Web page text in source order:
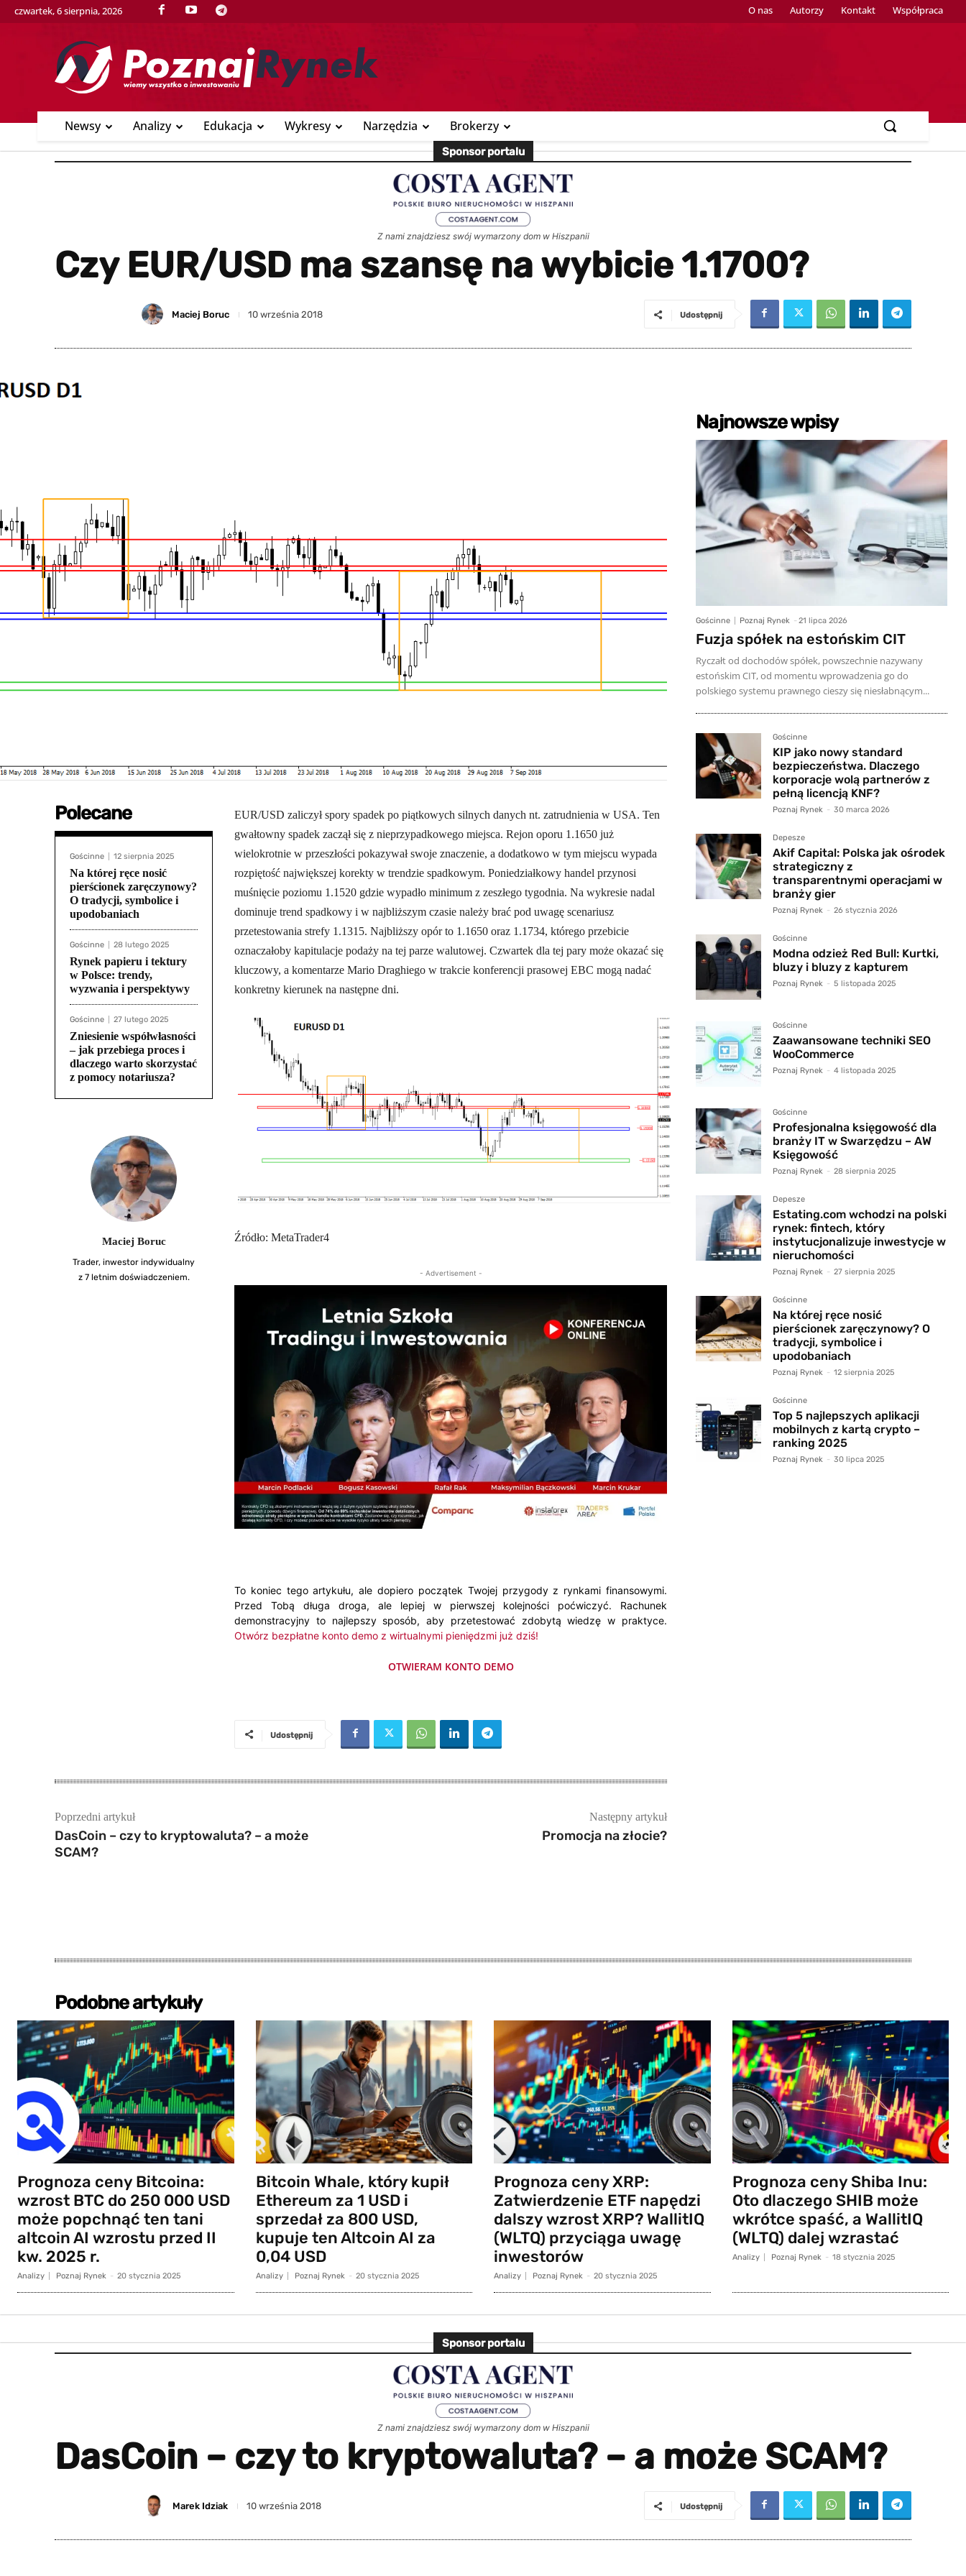
czwartek, 6 sierpnia, 2026 O nas Autorzy Kontakt Współpraca
Newsy Analizy Edukacja Wykresy Narzędzia Brokerzy
Sponsor portalu
Z nami znajdziesz swój wymarzony dom w Hiszpanii
Czy EUR/USD ma szansę na wybicie 1.1700?
Maciej Boruc 10 września 2018 Udostępnij
Polecane
Gościnne 12 sierpnia 2025
Na której ręce nosić
pierścionek zaręczynowy?
O tradycji, symbolice i
upodobaniach
Gościnne 28 lutego 2025
Rynek papieru i tektury
w Polsce: trendy,
wyzwania i perspektywy
Gościnne 27 lutego 2025
Zniesienie współwłasności
– jak przebiega proces i
dlaczego warto skorzystać
z pomocy notariusza?
Maciej Boruc
Trader, inwestor indywidualny
z 7 letnim doświadczeniem.
EUR/USD zaliczył spory spadek po piątkowych silnych danych nt. zatrudnienia w USA. Ten
gwałtowny spadek zaczął się z nieprzypadkowego miejsca. Rejon oporu 1.1650 już
wielokrotnie w przeszłości pokazywał swoje znaczenie, a dodatkowo w tym miejscu wypada
rozpiętość największej korekty w trendzie spadkowym. Poniedziałkowy handel przynosi
muśnięcie poziomu 1.1520 gdzie wypadło minimum z zeszłego tygodnia. Na wykresie nadal
dominuje trend spadkowy i w najbliższym czasie należy brać pod uwagę scenariusz
przetestowania strefy 1.1315. Najbliższy opór to 1.1650 oraz 1.1734, którego przebicie
oznaczałoby kapitulacje podaży na tej parze walutowej. Czwartek dla tej pary może okazać się
kluczowy, a komentarze Mario Draghiego w trakcie konferencji prasowej EBC mogą nadać
konkretny kierunek na następne dni.
Źródło: MetaTrader4
- Advertisement -
To koniec tego artykułu, ale dopiero początek Twojej przygody z rynkami finansowymi.
Przed Tobą długa droga, ale lepiej w pierwszej kolejności poćwiczyć. Rachunek
demonstracyjny to najlepszy sposób, aby przetestować zdobytą wiedzę w praktyce.
Otwórz bezpłatne konto demo z wirtualnymi pieniędzmi już dziś!
OTWIERAM KONTO DEMO
Udostępnij
Poprzedni artykuł
DasCoin – czy to kryptowaluta? – a może
SCAM?
Następny artykuł
Promocja na złocie?
Najnowsze wpisy
Gościnne Poznaj Rynek - 21 lipca 2026
Fuzja spółek na estońskim CIT
Ryczałt od dochodów spółek, powszechnie nazywany
estońskim CIT, od momentu wprowadzenia go do
polskiego systemu prawnego cieszy się niesłabnącym...
Gościnne
KIP jako nowy standard
bezpieczeństwa. Dlaczego
korporacje wolą partnerów z
pełną licencją KNF?
Poznaj Rynek - 30 marca 2026
Depesze
Akif Capital: Polska jak ośrodek
strategiczny z
transparentnymi operacjami w
branży gier
Poznaj Rynek - 26 stycznia 2026
Gościnne
Modna odzież Red Bull: Kurtki,
bluzy i bluzy z kapturem
Poznaj Rynek - 5 listopada 2025
Gościnne
Zaawansowane techniki SEO
WooCommerce
Poznaj Rynek - 4 listopada 2025
Gościnne
Profesjonalna księgowość dla
branży IT w Swarzędzu – AW
Księgowość
Poznaj Rynek - 28 sierpnia 2025
Depesze
Estating.com wchodzi na polski
rynek: fintech, który
instytucjonalizuje inwestycje w
nieruchomości
Poznaj Rynek - 27 sierpnia 2025
Gościnne
Na której ręce nosić
pierścionek zaręczynowy? O
tradycji, symbolice i
upodobaniach
Poznaj Rynek - 12 sierpnia 2025
Gościnne
Top 5 najlepszych aplikacji
mobilnych z kartą crypto –
ranking 2025
Poznaj Rynek - 30 lipca 2025
Podobne artykuły
Prognoza ceny Bitcoina:
wzrost BTC do 250 000 USD
może popchnąć ten tani
altcoin AI wzrostu przed II
kw. 2025 r.
Analizy Poznaj Rynek - 20 stycznia 2025
Bitcoin Whale, który kupił
Ethereum za 1 USD i
sprzedał za 800 USD,
kupuje ten Altcoin AI za
0,04 USD
Analizy Poznaj Rynek - 20 stycznia 2025
Prognoza ceny XRP:
Zatwierdzenie ETF napędzi
dalszy wzrost XRP? WallitIQ
(WLTQ) przyciąga uwagę
inwestorów
Analizy Poznaj Rynek - 20 stycznia 2025
Prognoza ceny Shiba Inu:
Oto dlaczego SHIB może
wkrótce spaść, a WallitIQ
(WLTQ) dalej wzrastać
Analizy Poznaj Rynek - 18 stycznia 2025